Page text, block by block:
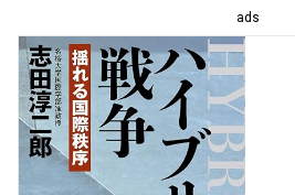
- ワクチンが効かないとする主張
- ワクチン接種がビジネスであるとする
考え
- フルミストがウイルスそのものである
とする主張
陰謀度
★★★★☆
判定理由
この投稿は、インフルエンザワクチンに
ads